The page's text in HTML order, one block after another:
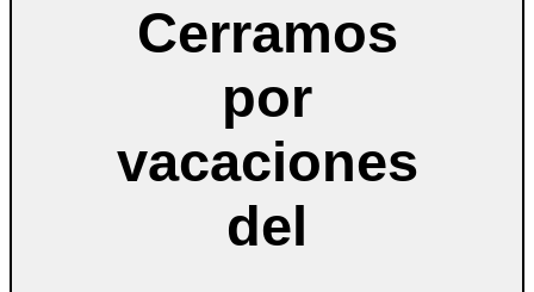
Cerramos
por
vacaciones
del